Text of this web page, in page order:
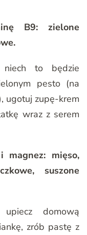
B9: zielone
niech to będzie
pesto (na
ugotuj zupę-krem
wraz z serem
magnez: mięso,
suszone
domową
zrób pastę z